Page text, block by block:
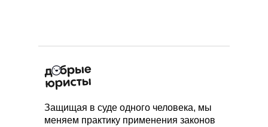
Защищая в суде одного человека, мы
меняем практику применения законов